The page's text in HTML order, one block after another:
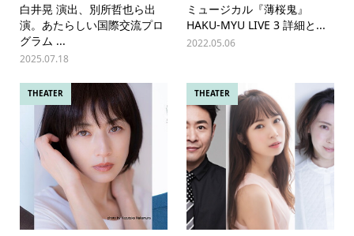
白井晃 演出、別所哲也ら出
演。あたらしい国際交流プロ
グラム ...
2025.07.18
ミュージカル『薄桜鬼』
HAKU-MYU LIVE 3 詳細と...
2022.05.06
THEATER THEATER